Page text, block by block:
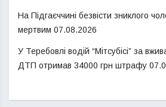
На Підгаєччині безвісти зниклого
мертвим 07.08.2026
У Теребовлі водій “Мітсубісі” за
ДТП отримав 34000 грн штрафу